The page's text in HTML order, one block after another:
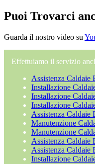
Puoi Trovarci
Guarda il nostro video su
Effettuiamo il servizio
Assistenza Caldaie
Installazione
Installazione
Installazione
Assistenza Caldaie
Manutenzione
Manutenzione
Assistenza Caldaie
Assistenza Caldaie
Installazione